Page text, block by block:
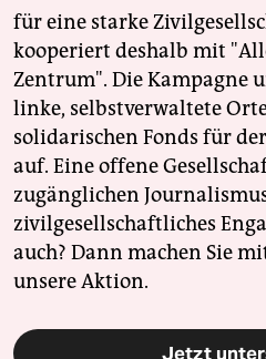
für eine starke
kooperiert deshalb mit
Zentrum". Die Kampagne
linke, selbstverwaltete
solidarischen Fonds für
auf. Eine offene
zugänglichen
zivilgesellschaftliches
auch? Dann machen Sie
unsere Aktion.
Jetzt